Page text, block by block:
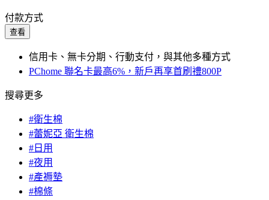
付款方式
查看
信用卡、無卡分期、行動支付，與其他多種方式
PChome 聯名卡最高6%，新戶再享首刷禮800P
搜尋更多
#衛生棉
#蕾妮亞 衛生棉
#日用
#夜用
#產褥墊
#棉條